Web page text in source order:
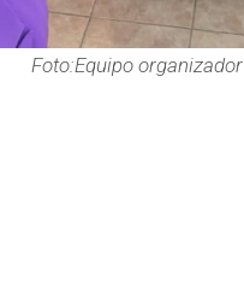
Foto:Equipo organizador